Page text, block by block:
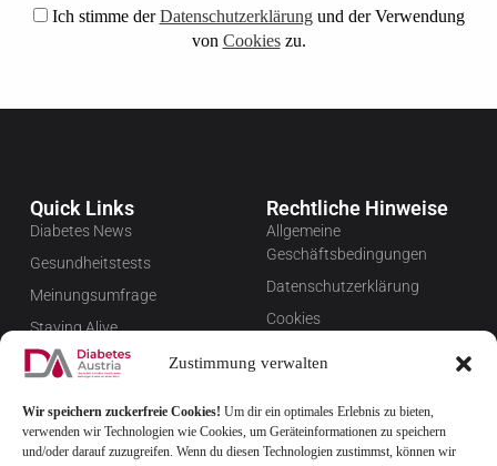
Zustimmung verwalten
Wir speichern zuckerfreie Cookies! Um dir ein optimales Erlebnis zu bieten,
verwenden wir Technologien wie Cookies, um Geräteinformationen zu speichern
und/oder darauf zuzugreifen. Wenn du diesen Technologien zustimmst, können wir
Ich stimme derDatenschutzerklärungund der Verwendung
von Cookieszu.
Quick Links
Diabetes News
Gesundheitstests
Meinungsumfrage
Staying Alive
Favoriten
Rechtliche Hinweise
Allgemeine
Geschäftsbedingungen
Datenschutzerklärung
Cookies
Newsletter verwalten
FAQ